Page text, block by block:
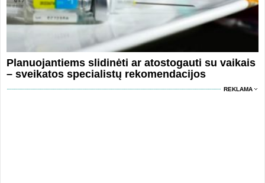
Planuojantiems slidinėti ar atostogauti su vaikais
– sveikatos specialistų rekomendacijos
REKLAMA